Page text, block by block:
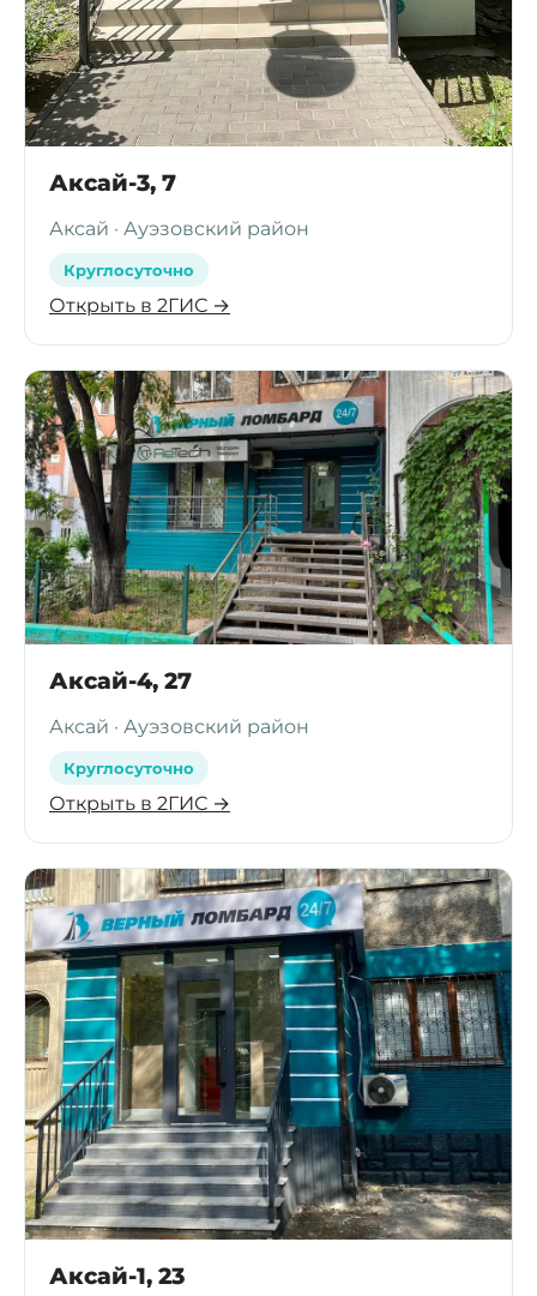
Аксай-3, 7
Аксай · Ауэзовский район
Круглосуточно
Открыть в 2ГИС →
Аксай-4, 27
Аксай · Ауэзовский район
Круглосуточно
Открыть в 2ГИС →
Аксай-1, 23